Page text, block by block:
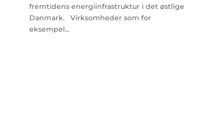
fremtidens energiinfrastruktur i det østlige
Danmark. Virksomheder som for
eksempel...